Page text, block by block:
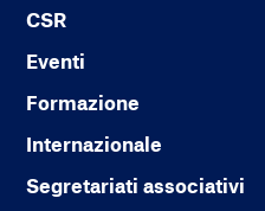
CSR
Eventi
Formazione
Internazionale
Segretariati associativi